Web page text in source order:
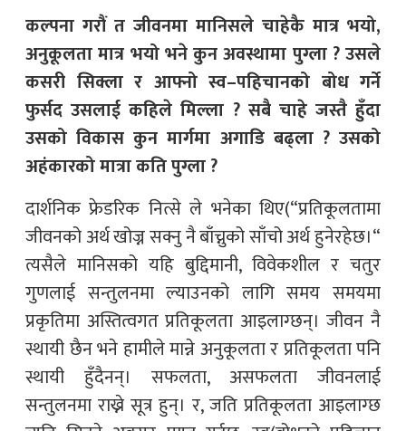
कल्पना गरौं त जीवनमा मानिसले चाहेकै मात्र भयो,
अनुकूलता मात्र भयो भने कुन अवस्थामा पुग्ला ? उसले
कसरी सिक्ला र आफ्नो स्व–पहिचानको बोध गर्ने
फुर्सद उसलाई कहिले मिल्ला ? सबै चाहे जस्तै हुँदा
उसको विकास कुन मार्गमा अगाडि बढ्ला ? उसको
अहंकारको मात्रा कति पुग्ला ?
दार्शनिक फ्रेडरिक नित्से ले भनेका थिए(“प्रतिकूलतामा
जीवनको अर्थ खोज्न सक्नु नै बाँच्नुको साँचो अर्थ हुनेरहेछ।“
त्यसैले मानिसको यहि बुद्दिमानी, विवेकशील र चतुर
गुणलाई सन्तुलनमा ल्याउनको लागि समय समयमा
प्रकृतिमा अस्तित्वगत प्रतिकूलता आइलाग्छन्। जीवन नै
स्थायी छैन भने हामीले मान्ने अनुकूलता र प्रतिकूलता पनि
स्थायी हुँदैनन्। सफलता, असफलता जीवनलाई
सन्तुलनमा राख्ने सूत्र हुन्। र, जति प्रतिकूलता आइलाग्छ